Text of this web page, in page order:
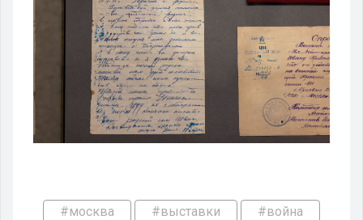
#москва #выставки #война